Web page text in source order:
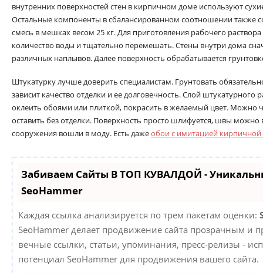
внутренних поверхностей стен в кирпичном доме используют
Остальные компоненты в сбалансированном соотношении также
смесь в мешках весом 25 кг. Для приготовления рабочего
количество воды и тщательно перемешать. Стены внутри дома
различных наплывов. Далее поверхность обрабатывается
Штукатурку лучше доверить специалистам. Грунтовать
зависит качество отделки и ее долговечность. Слой
оклеить обоями или плиткой, покрасить в желаемый цвет. Можно
оставить без отделки. Поверхность просто шлифуется, швы можно
сооружения вошли в моду. Есть дажеобои с имитацией кирпичной
Забиваем Сайты В ТОП КУВАЛДОЙ -
SeoHammer
Каждая ссылка анализируется по трем пакетам оценки:
SeoHammer делает продвижение сайта прозрачным и
вечные ссылки, статьи, упоминания, пресс-релизы -
потенциал SeoHammer для продвижения вашего сайта.